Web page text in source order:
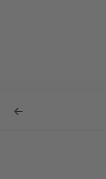
Zurück